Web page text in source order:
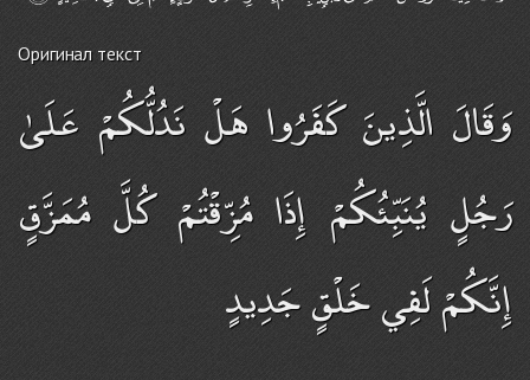
Оригинал текст
وَقَالَ الَّذِينَ كَفَرُوا هَلْ نَدُلُّكُمْ عَلَىٰ
رَجُلٍ يُنَبِّئُكُمْ إِذَا مُزِّقْتُمْ كُلَّ مُمَزَّقٍ
إِنَّكُمْ لَفِي خَلْقٍ جَدِيدٍ